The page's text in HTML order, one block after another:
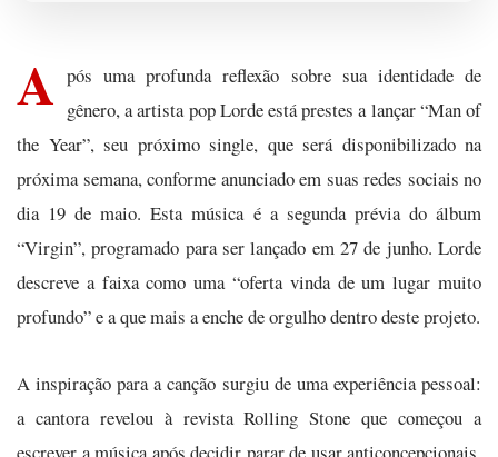
A pós uma profunda reflexão sobre sua identidade de
gênero, a artista pop Lorde está prestes a lançar “Man of
the Year”, seu próximo single, que será disponibilizado na
próxima semana, conforme anunciado em suas redes sociais no
dia 19 de maio. Esta música é a segunda prévia do álbum
“Virgin”, programado para ser lançado em 27 de junho. Lorde
descreve a faixa como uma “oferta vinda de um lugar muito
profundo” e a que mais a enche de orgulho dentro deste projeto.
A inspiração para a canção surgiu de uma experiência pessoal:
a cantora revelou à revista Rolling Stone que começou a